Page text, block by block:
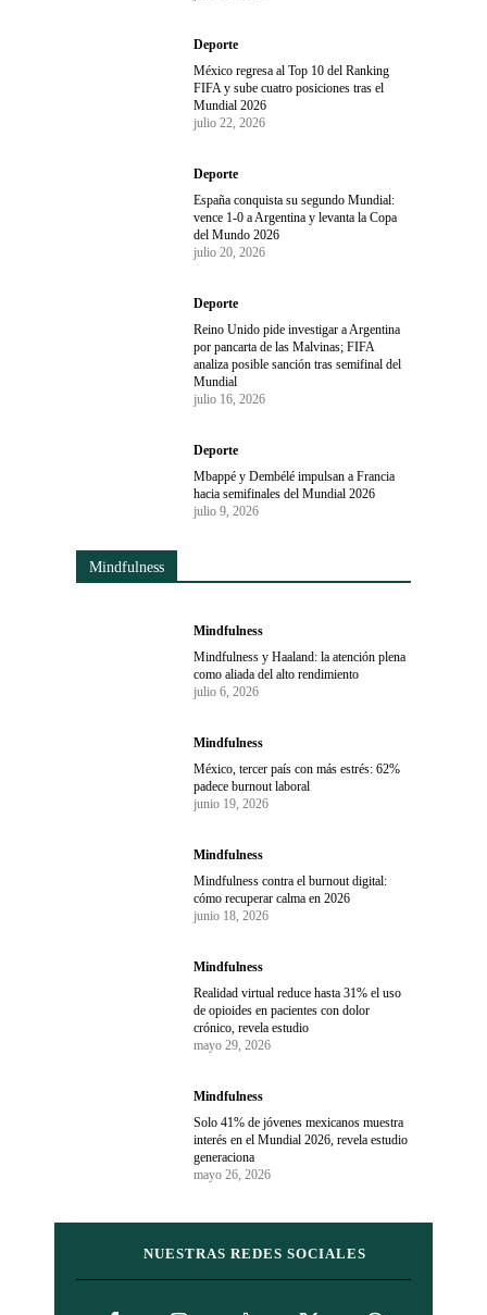
Deporte
México regresa al Top 10 del Ranking
FIFA y sube cuatro posiciones tras el
Mundial 2026
julio 22, 2026
Deporte
España conquista su segundo Mundial:
vence 1-0 a Argentina y levanta la Copa
del Mundo 2026
julio 20, 2026
Deporte
Reino Unido pide investigar a Argentina
por pancarta de las Malvinas; FIFA
analiza posible sanción tras semifinal del
Mundial
julio 16, 2026
Deporte
Mbappé y Dembélé impulsan a Francia
hacia semifinales del Mundial 2026
julio 9, 2026
Mindfulness
Mindfulness
Mindfulness y Haaland: la atención plena
como aliada del alto rendimiento
julio 6, 2026
Mindfulness
México, tercer país con más estrés: 62%
padece burnout laboral
junio 19, 2026
Mindfulness
Mindfulness contra el burnout digital:
cómo recuperar calma en 2026
junio 18, 2026
Mindfulness
Realidad virtual reduce hasta 31% el uso
de opioides en pacientes con dolor
crónico, revela estudio
mayo 29, 2026
Mindfulness
Solo 41% de jóvenes mexicanos muestra
interés en el Mundial 2026, revela estudio
generaciona
mayo 26, 2026
NUESTRAS REDES SOCIALES